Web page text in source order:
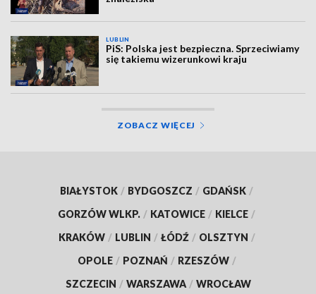
LUBLIN
PiS: Polska jest bezpieczna. Sprzeciwiamy
się takiemu wizerunkowi kraju
ZOBACZ WIĘCEJ
BIAŁYSTOK / BYDGOSZCZ / GDAŃSK /
GORZÓW WLKP. / KATOWICE / KIELCE /
KRAKÓW / LUBLIN / ŁÓDŹ / OLSZTYN /
OPOLE / POZNAŃ / RZESZÓW /
SZCZECIN / WARSZAWA / WROCŁAW